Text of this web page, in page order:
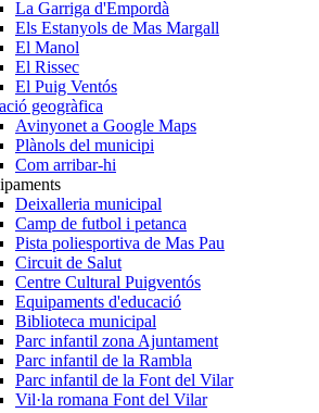
La Garriga d'Empordà
Els Estanyols de Mas Margall
El Manol
El Rissec
El Puig Ventós
geogràfica
Avinyonet a Google Maps
Plànols del municipi
Com arribar-hi
Deixalleria municipal
Camp de futbol i petanca
Pista poliesportiva de Mas Pau
Circuit de Salut
Centre Cultural Puigventós
Equipaments d'educació
Biblioteca municipal
Parc infantil zona Ajuntament
Parc infantil de la Rambla
Parc infantil de la Font del Vilar
Vil·la romana Font del Vilar